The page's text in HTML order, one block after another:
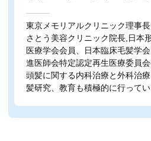
東京メモリアルクリニック理事長
さとう美容クリニック院長,日本
医療学会会員、日本臨床毛髪学
進医師会特定認定再生医療委員
頭髪に関する内科治療と外科治
髪研究、教育も積極的に行ってい